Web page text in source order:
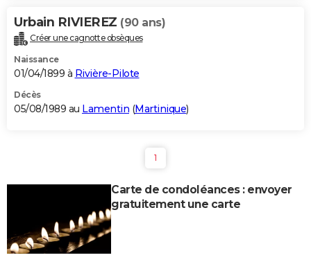
Urbain RIVIEREZ (90 ans)
Créer une cagnotte obsèques
Naissance
01/04/1899 à Rivière-Pilote
Décès
05/08/1989 au Lamentin (Martinique)
1
Carte de condoléances : envoyer
gratuitement une carte